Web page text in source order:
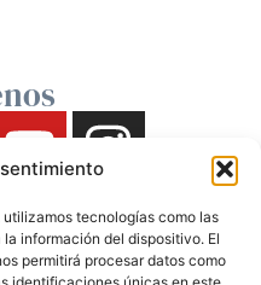
tecnologías como las
información del dispositivo. El
permitirá procesar datos como